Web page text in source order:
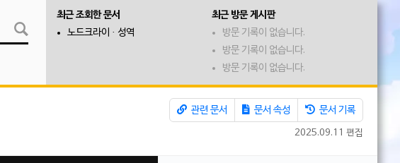
최근 조회한 문서
노드크라이 · 성역
최근 방문 게시판
방문 기록이 없습니다.
방문 기록이 없습니다.
방문 기록이 없습니다.
관련 문서 문서 속성 문서 기록
2025.09.11 편집